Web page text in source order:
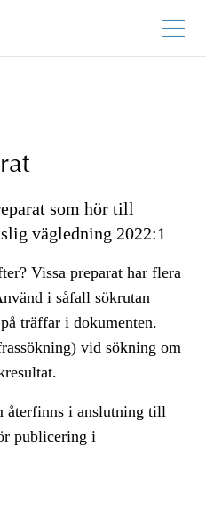
som hör till
vägledning 2022:1
Vissa preparat har flera
i såfall sökrutan
träffar i dokumenten.
vid sökning om
återfinns i anslutning till
publicering i